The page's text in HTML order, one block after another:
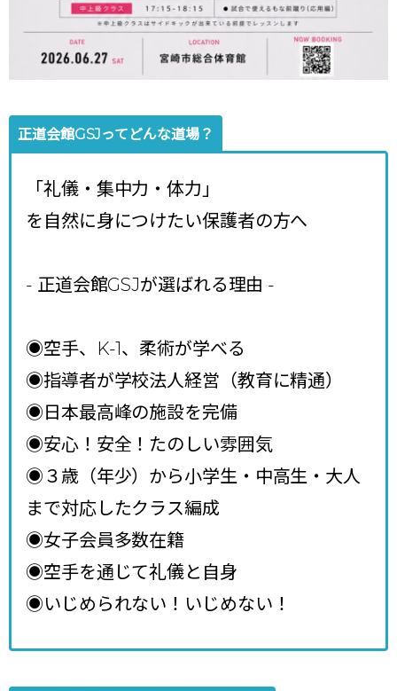
正道会館GSJってどんな道場？
「礼儀・集中力・体力」
を自然に身につけたい保護者の方へ
- 正道会館GSJが選ばれる理由 -
◉空手、K-1、柔術が学べる
◉指導者が学校法人経営（教育に精通）
◉日本最高峰の施設を完備
◉安心！安全！たのしい雰囲気
◉３歳（年少）から小学生・中高生・大人
まで対応したクラス編成
◉女子会員多数在籍
◉空手を通じて礼儀と自身
◉いじめられない！いじめない！